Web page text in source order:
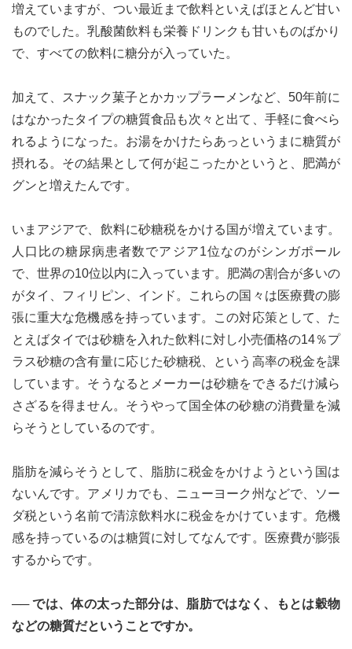
増えていますが、つい最近まで飲料といえばほとんど甘い
ものでした。乳酸菌飲料も栄養ドリンクも甘いものばかり
で、すべての飲料に糖分が入っていた。
加えて、スナック菓子とかカップラーメンなど、50年前に
はなかったタイプの糖質食品も次々と出て、手軽に食べら
れるようになった。お湯をかけたらあっというまに糖質が
摂れる。その結果として何が起こったかというと、肥満が
グンと増えたんです。
いまアジアで、飲料に砂糖税をかける国が増えています。
人口比の糖尿病患者数でアジア1位なのがシンガポール
で、世界の10位以内に入っています。肥満の割合が多いの
がタイ、フィリピン、インド。これらの国々は医療費の膨
張に重大な危機感を持っています。この対応策として、た
とえばタイでは砂糖を入れた飲料に対し小売価格の14％プ
ラス砂糖の含有量に応じた砂糖税、という高率の税金を課
しています。そうなるとメーカーは砂糖をできるだけ減ら
さざるを得ません。そうやって国全体の砂糖の消費量を減
らそうとしているのです。
脂肪を減らそうとして、脂肪に税金をかけようという国は
ないんです。アメリカでも、ニューヨーク州などで、ソー
ダ税という名前で清涼飲料水に税金をかけています。危機
感を持っているのは糖質に対してなんです。医療費が膨張
するからです。
── では、体の太った部分は、脂肪ではなく、もとは穀物
などの糖質だということですか。